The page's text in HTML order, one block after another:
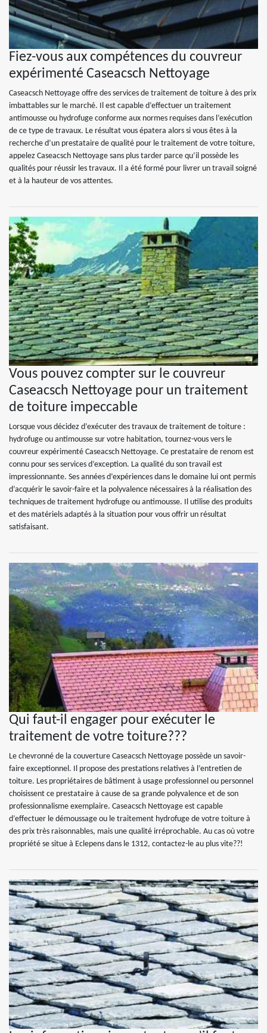
Fiez-vous aux compétences du couvreur
expérimenté Caseacsch Nettoyage
Caseacsch Nettoyage offre des services de traitement de toiture à des prix
imbattables sur le marché. Il est capable d’effectuer un traitement
antimousse ou hydrofuge conforme aux normes requises dans l’exécution
de ce type de travaux. Le résultat vous épatera alors si vous êtes à la
recherche d’un prestataire de qualité pour le traitement de votre toiture,
appelez Caseacsch Nettoyage sans plus tarder parce qu’il possède les
qualités pour réussir les travaux. Il a été formé pour livrer un travail soigné
et à la hauteur de vos attentes.
Vous pouvez compter sur le couvreur
Caseacsch Nettoyage pour un traitement
de toiture impeccable
Lorsque vous décidez d’exécuter des travaux de traitement de toiture :
hydrofuge ou antimousse sur votre habitation, tournez-vous vers le
couvreur expérimenté Caseacsch Nettoyage. Ce prestataire de renom est
connu pour ses services d’exception. La qualité du son travail est
impressionnante. Ses années d’expériences dans le domaine lui ont permis
d’acquérir le savoir-faire et la polyvalence nécessaires à la réalisation des
techniques de traitement hydrofuge ou antimousse. Il utilise des produits
et des matériels adaptés à la situation pour vous offrir un résultat
satisfaisant.
Qui faut-il engager pour exécuter le
traitement de votre toiture???
Le chevronné de la couverture Caseacsch Nettoyage possède un savoir-
faire exceptionnel. Il propose des prestations relatives à l’entretien de
toiture. Les propriétaires de bâtiment à usage professionnel ou personnel
choisissent ce prestataire à cause de sa grande polyvalence et de son
professionnalisme exemplaire. Caseacsch Nettoyage est capable
d’effectuer le démoussage ou le traitement hydrofuge de votre toiture à
des prix très raisonnables, mais une qualité irréprochable. Au cas où votre
propriété se situe à Eclepens dans le 1312, contactez-le au plus vite??!